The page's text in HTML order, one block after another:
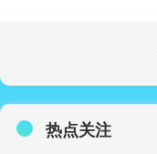
热点关注